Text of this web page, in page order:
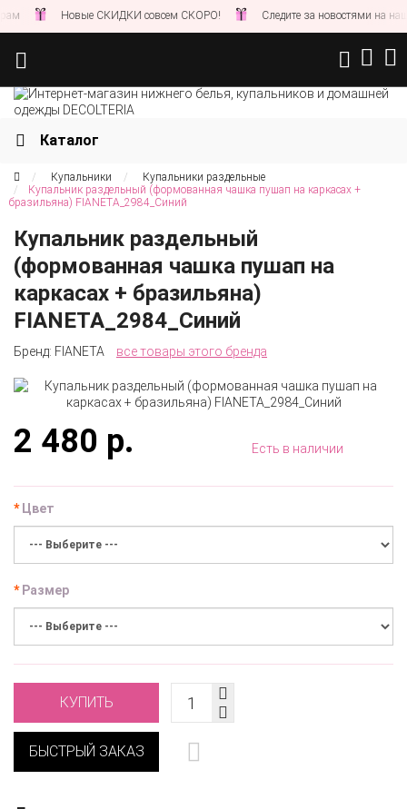
Новые СКИДКИ совсем СКОРО! Следите за новостями на нашем
Каталог
Купальники
Купальники раздельные
Купальник раздельный (формованная чашка пушап на каркасах +
бразильяна) FIANETA_2984_Синий
Купальник раздельный
(формованная чашка пушап на
каркасах + бразильяна)
FIANETA_2984_Синий
Бренд: FIANETA все товары этого бренда
2 480 р. Есть в наличии
Цвет
Размер
КУПИТЬ
БЫСТРЫЙ ЗАКАЗ